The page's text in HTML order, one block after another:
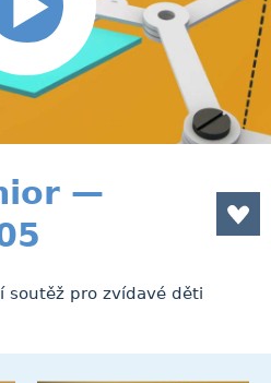
—
soutěž pro zvídavé děti